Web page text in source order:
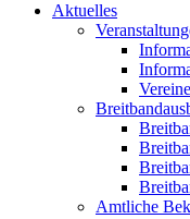
Aktuelles
Amtliche